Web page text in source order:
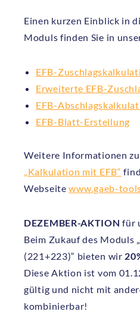
Einen kurzen Einblick in
Moduls finden Sie in
EFB-
Erweiterte EFB-
EFB-
EFB-Blatt-Erstellung
Weitere Informationen
„Kalkulation mit EFB“
Webseitewww.gaeb-
DEZEMBER-AKTION für
Beim Zukauf des Moduls
(221+223)“ bieten wir
Diese Aktion ist vom
gültig und nicht mit
kombinierbar!